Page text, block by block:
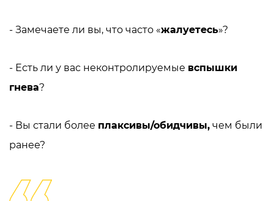
- Замечаете ли вы, что часто «жалуетесь»?
- Есть ли у вас неконтролируемые вспышки
гнева?
- Вы стали более плаксивы/обидчивы, чем были
ранее?